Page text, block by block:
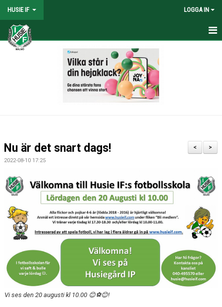
HUSIE IF LOGGA IN
HEM
DOKUMENT
SHOPEN
MEDLEMSRABATTER
MEDLEMSAVGIFTER
NYHETER
>
<
Nu är det snart dags!
2022-08-10 17:25
Vi ses den 20 augusti kl 10.00 😊⚽😊!